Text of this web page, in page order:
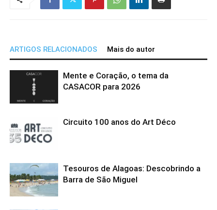
ARTIGOS RELACIONADOS Mais do autor
Mente e Coração, o tema da
CASACOR para 2026
Circuito 100 anos do Art Déco
Tesouros de Alagoas: Descobrindo a
Barra de São Miguel